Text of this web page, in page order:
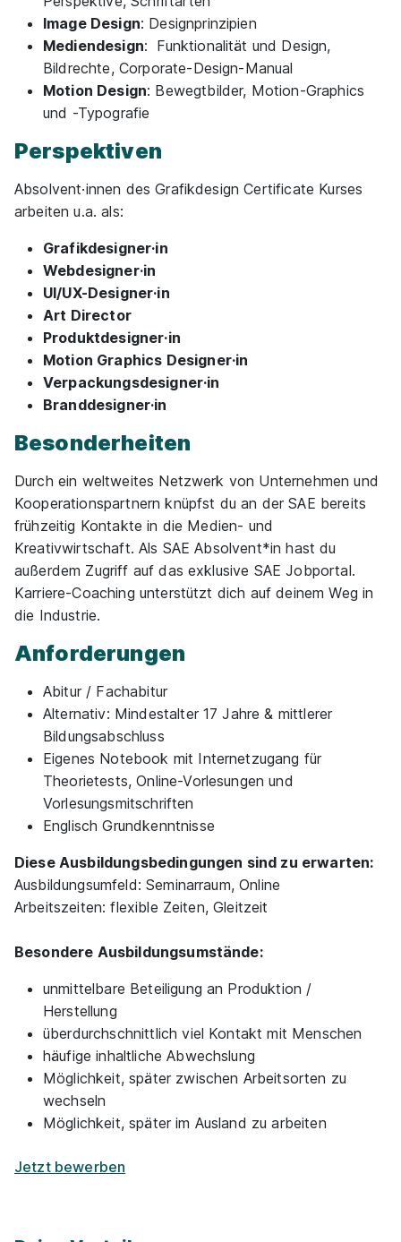
Ausbildung Mediengestaltung (m/w/d)
Obersulm 2026
IDS Imaging Development Systems
74182 Obersulm
UI/UX Design Macromedia Akademie
01.09.2026
Mehrere Standorte
Grafikdesign Diploma SAE Institute GmbH
Mehrere Standorte
Spieleentwickler/in: Games Programming
Diploma SAE Institute GmbH
07.09.2026
Mehrere Standorte
Spieledesigner/in: Game Art & 3D Animation
Diploma SAE Institute GmbH
07.09.2026
Mehrere Standorte
Image Design: Designprinzipien
Mediendesign: Funktionalität und Design,
Bildrechte, Corporate-Design-Manual
Motion Design: Bewegtbilder, Motion-Graphics
und -Typografie
Perspektiven
Absolvent·innen des Grafikdesign Certificate Kurses
arbeiten u.a. als:
Grafikdesigner·in
Webdesigner·in
UI/UX-Designer·in
Art Director
Produktdesigner·in
Motion Graphics Designer·in
Verpackungsdesigner·in
Branddesigner·in
Besonderheiten
Durch ein weltweites Netzwerk von Unternehmen und
Kooperationspartnern knüpfst du an der SAE bereits
frühzeitig Kontakte in die Medien- und
Kreativwirtschaft. Als SAE Absolvent*in hast du
außerdem Zugriff auf das exklusive SAE Jobportal.
Karriere-Coaching unterstützt dich auf deinem Weg in
die Industrie.
Anforderungen
Abitur / Fachabitur
Alternativ: Mindestalter 17 Jahre & mittlerer
Bildungsabschluss
Eigenes Notebook mit Internetzugang für
Theorietests, Online-Vorlesungen und
Vorlesungsmitschriften
Englisch Grundkenntnisse
Diese Ausbildungsbedingungen sind zu erwarten:
Ausbildungsumfeld: Seminarraum, Online
Arbeitszeiten: flexible Zeiten, Gleitzeit
Besondere Ausbildungsumstände:
unmittelbare Beteiligung an Produktion /
Herstellung
überdurchschnittlich viel Kontakt mit Menschen
häufige inhaltliche Abwechslung
Möglichkeit, später zwischen Arbeitsorten zu
wechseln
Möglichkeit, später im Ausland zu arbeiten
Jetzt bewerben